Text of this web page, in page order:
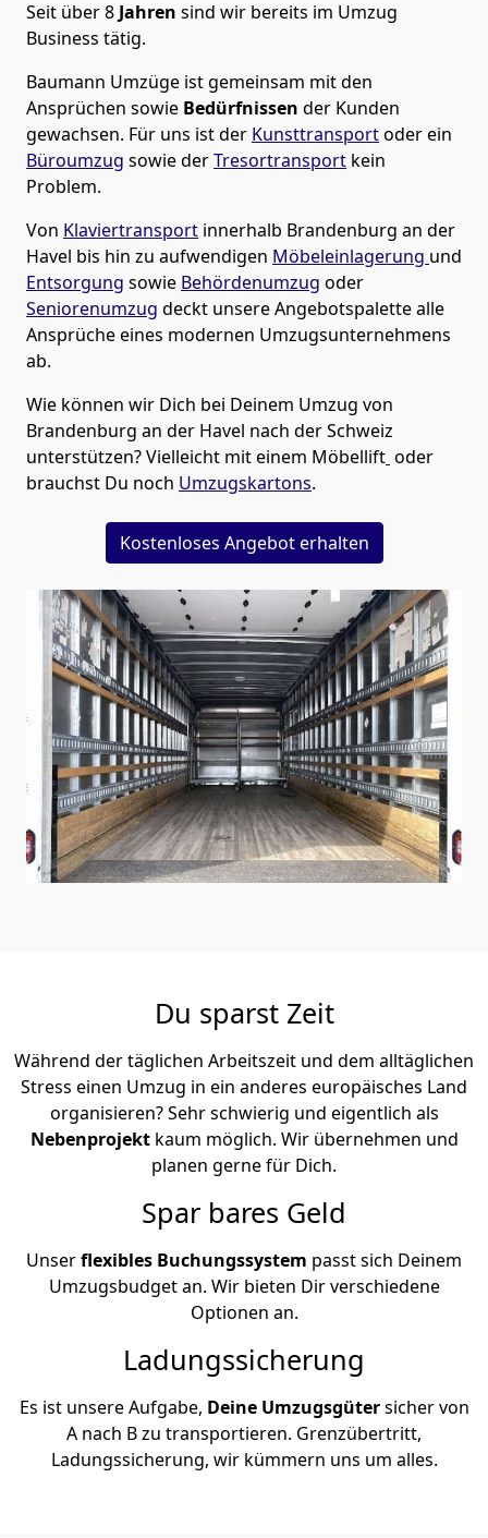
Seit über8 Jahren sind wir bereits im Umzug
Business tätig.
Baumann Umzüge ist gemeinsam mit den
Ansprüchen sowie Bedürfnissen der Kunden
gewachsen. Für uns ist der Kunsttransportoder ein
Büroumzug sowie derTresortransport kein
Problem.
Von Klaviertransport innerhalb Brandenburg an der
Havel bis hin zu aufwendigen Möbeleinlagerung und
Entsorgung sowie Behördenumzug oder
Seniorenumzug deckt unsere Angebotspalette alle
Ansprüche eines modernen Umzugsunternehmens
ab.
Wie können wir Dich bei Deinem Umzug von
Brandenburg an der Havel nach der Schweiz
unterstützen? Vielleicht mit einem Möbellift oder
brauchst Du noch Umzugskartons.
Kostenloses Angebot erhalten
Du sparst Zeit
Während der täglichen Arbeitszeit und dem alltäglichen
Stress einen Umzug in ein anderes europäisches Land
organisieren? Sehr schwierig und eigentlich als
Nebenprojekt kaum möglich. Wir übernehmen und
planen gerne für Dich.
Spar bares Geld
Unserflexibles Buchungssystem passt sich Deinem
Umzugsbudget an. Wir bieten Dir verschiedene
Optionen an.
Ladungssicherung
Es ist unsere Aufgabe, Deine Umzugsgütersicher von
A nach B zu transportieren. Grenzübertritt,
Ladungssicherung, wir kümmern uns um alles.